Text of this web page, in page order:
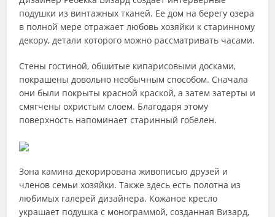
подушки из винтажных тканей. Ее дом на берегу озера
в полной мере отражает любовь хозяйки к старинному
декору, детали которого можно рассматривать часами.
Стены гостиной, обшитые кипарисовыми досками,
покрашены довольно необычным способом. Сначала
они были покрыты красной краской, а затем затерты и
смягчены охристым слоем. Благодаря этому
поверхность напоминает старинный гобелен.
Зона камина декорирована живописью друзей и
членов семьи хозяйки. Также здесь есть полотна из
любимых галерей дизайнера. Кожаное кресло
украшает подушка с монограммой, созданная Визард,